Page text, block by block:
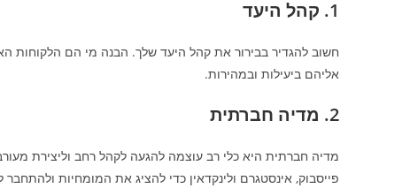
1. קהל היעד
חשוב להגדיר בבירור את קהל היעד שלך. הבנה מי הם הלקוחות
אליהם ביעילות ובמהירות.
2. מדיה חברתית
מדיה חברתית היא כלי רב עוצמה להגעה לקהל רחב וליצירת
פייסבוק, אינסטגרם ולינקדאין כדי להציג את המומחיות ולהתחבר